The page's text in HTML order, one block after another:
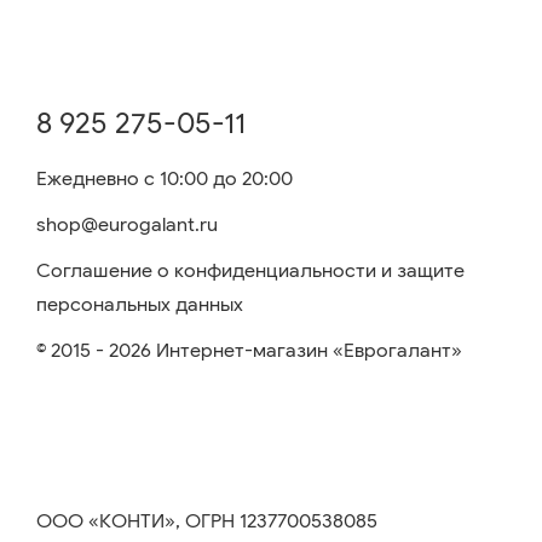
8 925 275-05-11
Ежедневно с 10:00 до 20:00
shop@eurogalant.ru
Соглашение о конфиденциальности и защите
персональных данных
© 2015 - 2026 Интернет-магазин «Еврогалант»
ООО «КОНТИ», ОГРН 1237700538085